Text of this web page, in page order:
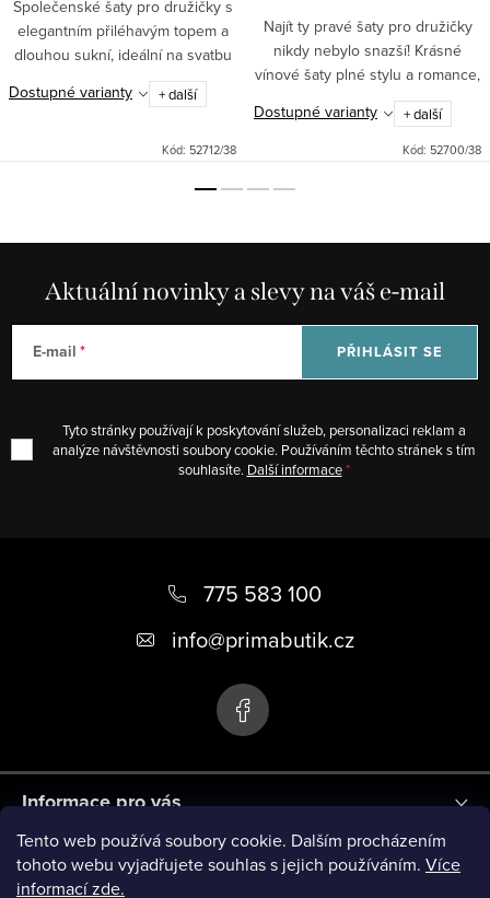
Tento web používá soubory cookie. Dalším procházením
tohoto webu vyjadřujete souhlas s jejich používáním. Více
informací zde.
Společenské šaty pro družičky s
elegantním přiléhavým topem a
dlouhou sukní, ideální na svatbu
či jinou slavnostní příležitost.
Stylový výstřih do V, odhalená
Dostupné varianty + další
Kód: 52712/38
Najít ty pravé šaty pro družičky
nikdy nebylo snazší! Krásné
vínové šaty plné stylu a romance,
které ozdobí každou svatbu.
Staňte se hvězdou dne v těchto
okouzlujících kouscích!
Dostupné varianty + další
Kód: 52700/38
Aktuální novinky a slevy na váš e-mail
E-mail
Tyto stránky používají k poskytování služeb, personalizaci reklam a
analýze návštěvnosti soubory cookie. Používáním těchto stránek s tím
souhlasíte. Další informace
PŘIHLÁSIT SE
775 583 100
info@primabutik.cz
Informace pro vás
Blog